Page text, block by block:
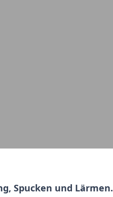
Spucken und